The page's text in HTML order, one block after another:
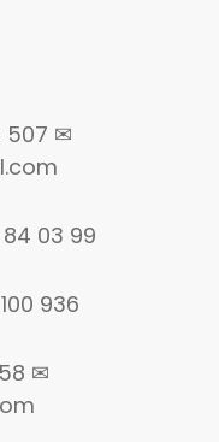
507 ✉
03 99
936
✉